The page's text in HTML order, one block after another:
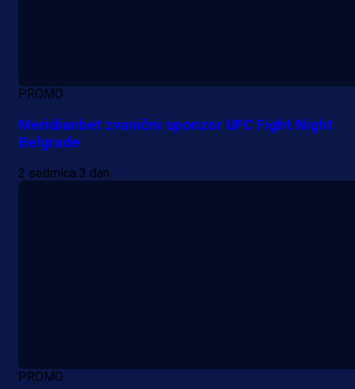
PROMO
Meridianbet zvanični sponzor UFC Fight Night
Belgrade
2 sedmica 3 dan
PROMO